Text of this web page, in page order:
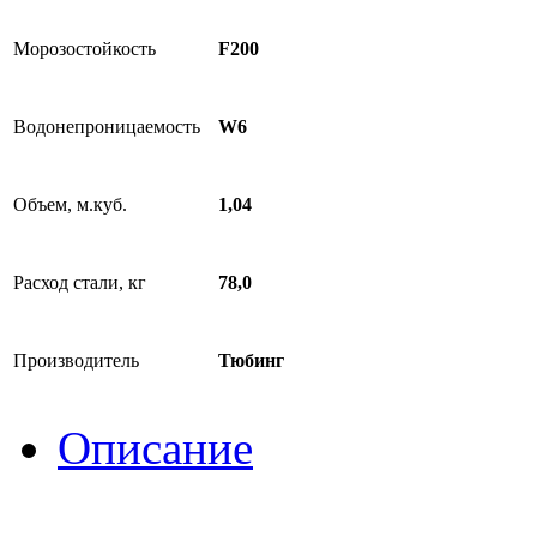
Морозостойкость F200
Водонепроницаемость W6
Объем, м.куб. 1,04
Расход стали, кг 78,0
Производитель Тюбинг
Описание